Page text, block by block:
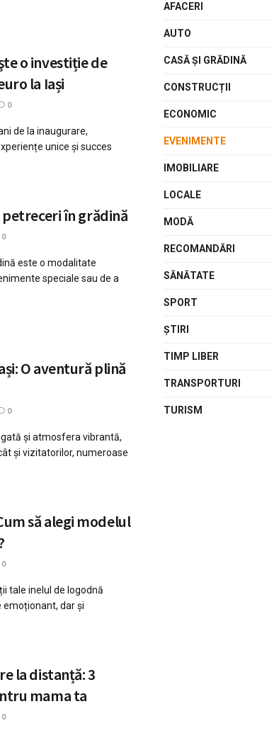
o investiție de
la Iași
0
de la inaugurare,
unice și succes
petreceri în grădină
0
este o modalitate
speciale sau de a
O aventură plină
0
și atmosfera vibrantă,
și vizitatorilor, numeroase
să alegi modelul
0
tale inelul de logodnă
dar și
la distanță: 3
mama ta
0
AFACERI
AUTO
CASĂ ŞI GRĂDINĂ
CONSTRUCȚII
ECONOMIC
EVENIMENTE
IMOBILIARE
LOCALE
MODĂ
RECOMANDĂRI
SĂNĂTATE
SPORT
ŞTIRI
TIMP LIBER
TRANSPORTURI
TURISM